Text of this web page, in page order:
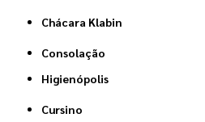
Chácara Klabin
Consolação
Higienópolis
Cursino